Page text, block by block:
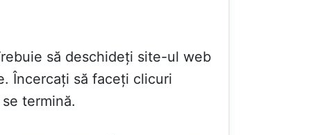
să deschideți site-ul web
Încercați să faceți clicuri
termină.